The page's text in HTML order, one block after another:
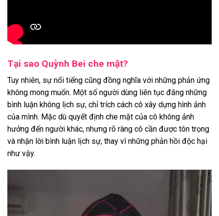
Tại sao Quỳnh Bei che mặt?
Tuy nhiên, sự nổi tiếng cũng đồng nghĩa với những phản ứng
không mong muốn. Một số người dùng liên tục đăng những
bình luận không lịch sự, chỉ trích cách cô xây dựng hình ảnh
của mình. Mặc dù quyết định che mặt của cô không ảnh
hưởng đến người khác, nhưng rõ ràng cô cần được tôn trọng
và nhận lời bình luận lịch sự, thay vì những phản hồi độc hại
như vậy.